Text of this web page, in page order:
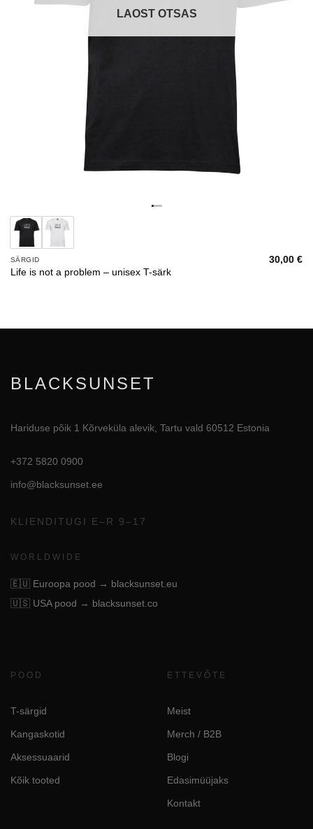
LAOST OTSAS
SÄRGID
Life is not a problem – unisex T-särk
30,00€
BLACKSUNSET
Hariduse põik 1 Kõrveküla alevik, Tartu vald 60512 Estonia
+372 5820 0900
info@blacksunset.ee
KLIENDITUGI E–R 9–17
WORLDWIDE
🇪🇺 Euroopa pood → blacksunset.eu
🇺🇸 USA pood → blacksunset.co
POOD
T-särgid
Kangaskotid
Aksessuaarid
Kõik tooted
ETTEVÕTE
Meist
Merch / B2B
Blogi
Edasimüüjaks
Kontakt